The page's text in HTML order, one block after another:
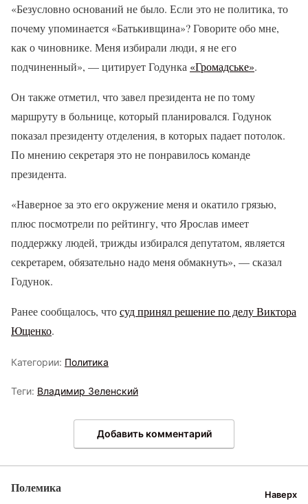
«Безусловно оснований не было. Если это не политика, то
почему упоминается «Батькивщина»? Говорите обо мне,
как о чиновнике. Меня избирали люди, я не его
подчиненный», — цитирует Годунка «Громадське».
Он также отметил, что завел президента не по тому
маршруту в больнице, который планировался. Годунок
показал президенту отделения, в которых падает потолок.
По мнению секретаря это не понравилось команде
президента.
«Наверное за это его окружение меня и окатило грязью,
плюс посмотрели по рейтингу, что Ярослав имеет
поддержку людей, трижды избирался депутатом, является
секретарем, обязательно надо меня обмакнуть», — сказал
Годунок.
Ранее сообщалось, чтосуд принял решение по делу Виктора
Ющенко.
Категории: Политика
Теги: Владимир Зеленский
Добавить комментарий
Полемика Наверх